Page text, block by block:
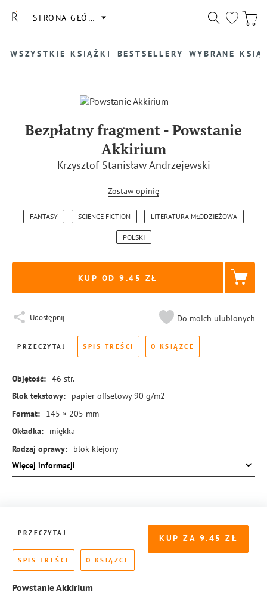
STRONA GŁÓWNA
WSZYSTKIE KSIĄŻKI BESTSELLERY WYBRANE
Bezpłatny fragment-Powstanie
Akkirium
Krzysztof Stanisław Andrzejewski
Zostaw opinię
FANTASY SCIENCE FICTION LITERATURA MŁODZIEŻOWA
POLSKI
KUP OD 9.45
Udostępnij Do moich ulubionych
PRZECZYTAJ SPIS TREŚCI O KSIĄŻCE
Objętość: 46 str.
Blok tekstowy:
papier offsetowy 90 g/m2
Format:
145 × 205 mm
Okładka:
miękka
Rodzaj oprawy:
blok klejony
ISBN:
978-83-8414-662-0
Więcej informacji
KUP ZA 9.45
PRZECZYTAJ
SPIS TREŚCI O KSIĄŻCE
Powstanie Akkirium